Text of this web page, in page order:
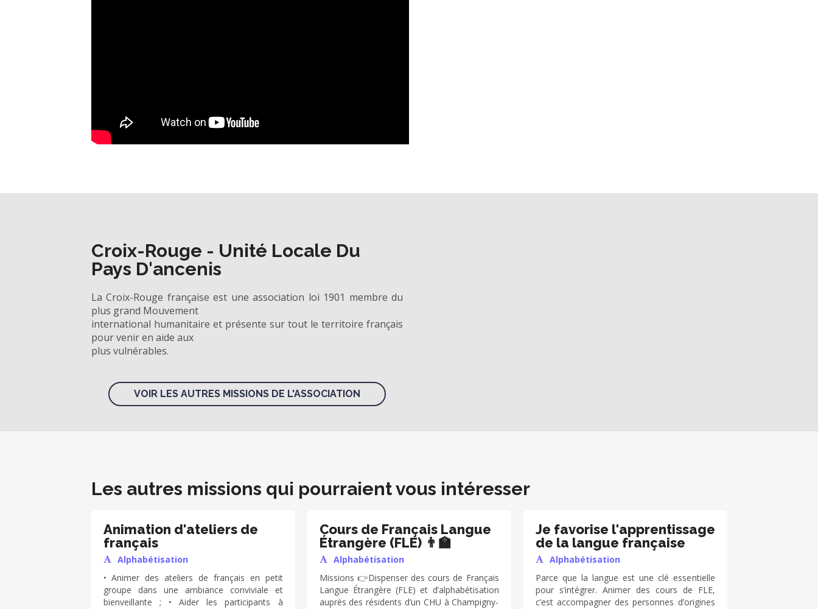
Croix-Rouge - Unité Locale Du
Pays D'ancenis
La Croix-Rouge française est une association loi 1901 membre du
plus grand Mouvement
international humanitaire et présente sur tout le territoire français
pour venir en aide aux
plus vulnérables.
VOIR LES AUTRES MISSIONS DE L'ASSOCIATION
Les autres missions qui pourraient vous intéresser
Animation d'ateliers de
français
Alphabétisation
• Animer des ateliers de français en petit
groupe dans une ambiance conviviale et
bienveillante ; • Aider les participants à
Cours de Français Langue
Étrangère (FLE) 👨‍🏫
Alphabétisation
Missions 👉Dispenser des cours de Français
Langue Étrangère (FLE) et d’alphabétisation
auprès des résidents d’un CHU à Champigny-
Je favorise l'apprentissage
de la langue française
Alphabétisation
Parce que la langue est une clé essentielle
pour s’intégrer. Animer des cours de FLE,
c’est accompagner des personnes d’origines